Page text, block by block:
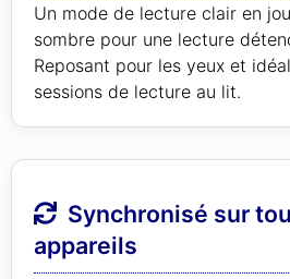
Un mode de lecture clair en
sombre pour une lecture
Reposant pour les yeux et
sessions de lecture au lit.
Synchronisé sur
appareils